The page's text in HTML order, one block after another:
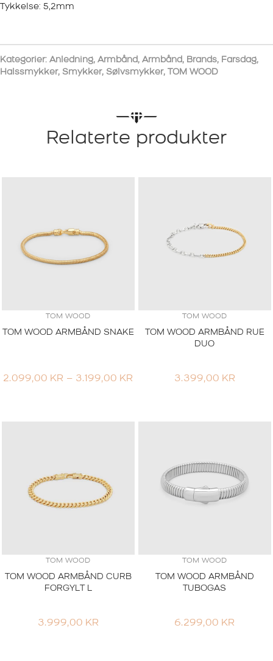
Tykkelse: 5,2mm
Kategorier: Anledning, Armbånd, Armbånd, Brands, Farsdag,
Halssmykker, Smykker, Sølvsmykker, TOM WOOD
Relaterte produkter
TOM WOOD
TOM WOOD ARMBÅND SNAKE
2.099,00 KR – 3.199,00 KR PRISOMRÅDE:
3.199,00 KR
TOM WOOD
TOM WOOD ARMBÅND RUE
DUO
3.399,00 KR
TOM WOOD
TOM WOOD ARMBÅND CURB
FORGYLT L
3.999,00 KR
TOM WOOD
TOM WOOD ARMBÅND
TUBOGAS
6.299,00 KR